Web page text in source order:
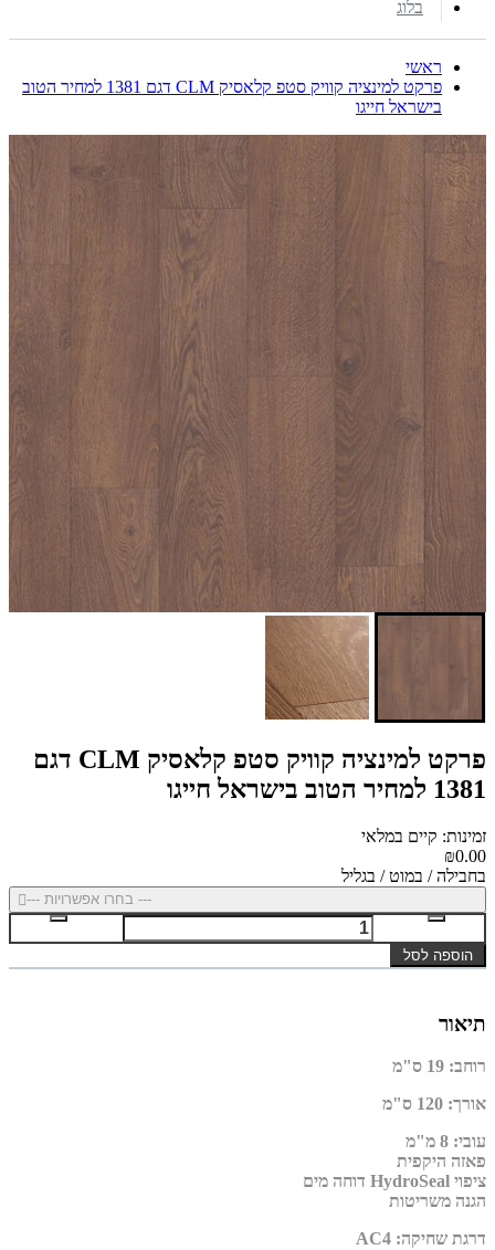
בלוג
ראשי
פרקט למינציה קוויק סטפ קלאסיק CLM דגם 1381 למחיר הטוב
בישראל חייגו
פרקט למינציה קוויק סטפ קלאסיק CLM דגם
1381 למחיר הטוב בישראל חייגו
זמינות: קיים במלאי
₪0.00
בחבילה / במוט / בגליל
--- בחרו אפשרויות ---
הוספה לסל
תיאור
רוחב: 19 ס"מ
אורך: 120 ס"מ
עובי: 8 מ"מ
פאזה היקפית
ציפוי HydroSeal דוחה מים
הגנה משריטות
דרגת שחיקה:
AC4